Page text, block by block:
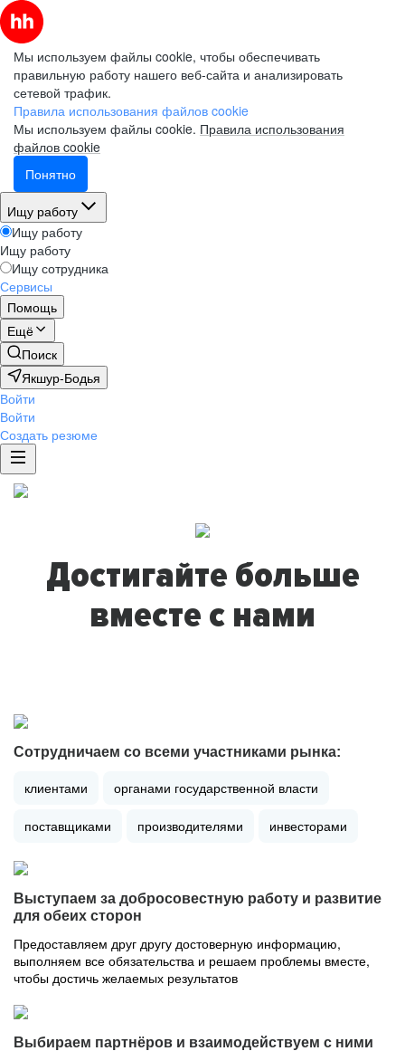
Мы используем файлы cookie, чтобы обеспечивать
правильную работу нашего веб-сайта и анализировать
сетевой трафик.
Правила использования файлов cookie
Мы используем файлы cookie. Правила использования
файлов cookie
Понятно
Ищу работу
Ищу работу
Ищу работу
Ищу сотрудника
Сервисы
Помощь
Ещё
Поиск
Якшур-Бодья
Войти
Войти
Создать резюме
Достигайте больше
вместе с нами
Сотрудничаем со всеми участниками рынка:
клиентами органами государственной власти
поставщиками производителями инвесторами
Выступаем за добросовестную работу и развитие
для обеих сторон
Предоставляем друг другу достоверную информацию,
выполняем все обязательства и решаем проблемы вместе,
чтобы достичь желаемых результатов
Выбираем партнёров и взаимодействуем с ними